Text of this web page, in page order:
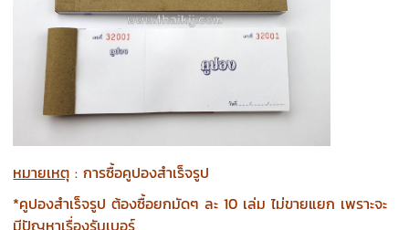
หมายเหตุ : การซื้อคูปองสำเร็จรูป
*คูปองสำเร็จรูป ต้องซื้อยกมัดๆ ละ 10 เล่ม ไม่ขายแยก เพราะจะ
มีปัญหาเรื่องรันเบอร์